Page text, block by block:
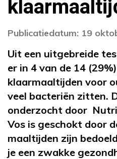
Publicatiedatum: 19
Uit een uitgebreide
er in 4 van de 14
klaarmaaltijden voor
veel bacteriën zitten.
onderzocht door
Vos is geschokt door
maaltijden zijn
je een zwakke